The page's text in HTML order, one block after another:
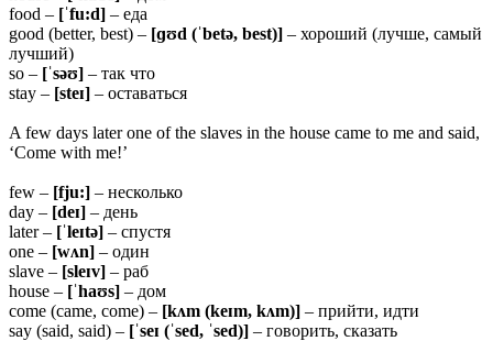
food – [ˈfu:d] – еда
good (better, best) – [ɡʊd (ˈbetə, best)] – хороший (лучше, самый
лучший)
so – [ˈsəʊ] – так что
stay – [steɪ] – оставаться
A few days later one of the slaves in the house came to me and said,
‘Come with me!’
few – [fju:] – несколько
day – [deɪ] – день
later – [ˈleɪtə] – спустя
one – [wʌn] – один
slave – [sleɪv] – раб
house – [ˈhaʊs] – дом
come (came, come) – [kʌm (keɪm, kʌm)] – прийти, идти
say (said, said) – [ˈseɪ (ˈsed, ˈsed)] – говорить, сказать